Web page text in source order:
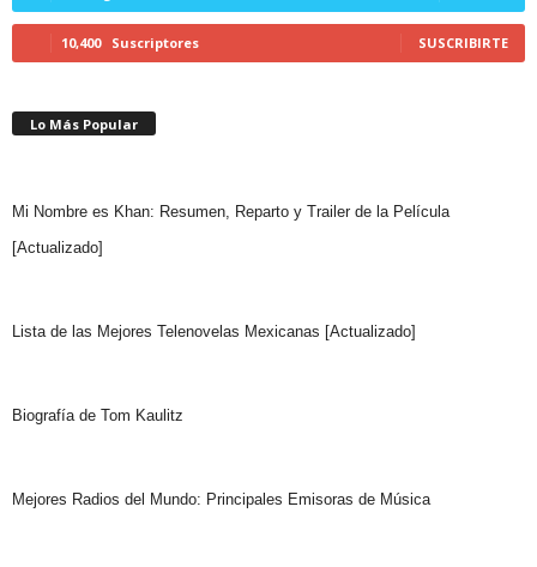
10,400 Suscriptores SUSCRIBIRTE
Lo Más Popular
Mi Nombre es Khan: Resumen, Reparto y Trailer de la Película
[Actualizado]
Lista de las Mejores Telenovelas Mexicanas [Actualizado]
Biografía de Tom Kaulitz
Mejores Radios del Mundo: Principales Emisoras de Música